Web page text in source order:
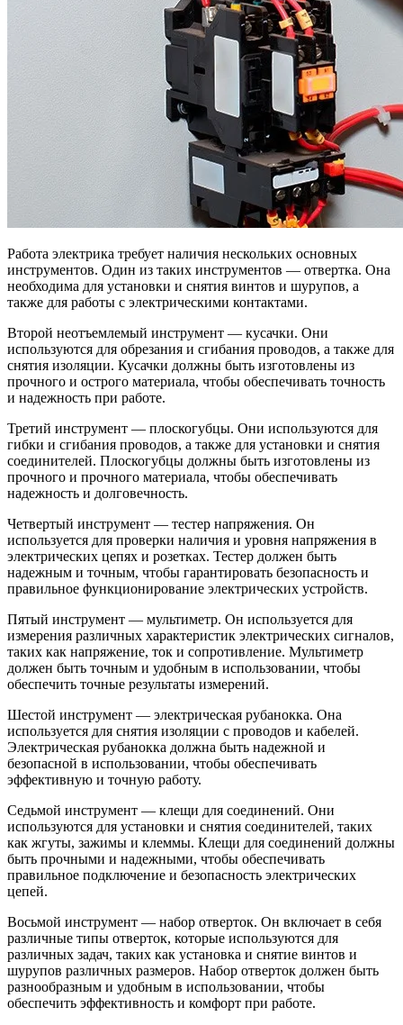
Работа электрика требует наличия нескольких основных
инструментов. Один из таких инструментов — отвертка. Она
необходима для установки и снятия винтов и шурупов, а
также для работы с электрическими контактами.
Второй неотъемлемый инструмент — кусачки. Они
используются для обрезания и сгибания проводов, а также для
снятия изоляции. Кусачки должны быть изготовлены из
прочного и острого материала, чтобы обеспечивать точность
и надежность при работе.
Третий инструмент — плоскогубцы. Они используются для
гибки и сгибания проводов, а также для установки и снятия
соединителей. Плоскогубцы должны быть изготовлены из
прочного и прочного материала, чтобы обеспечивать
надежность и долговечность.
Четвертый инструмент — тестер напряжения. Он
используется для проверки наличия и уровня напряжения в
электрических цепях и розетках. Тестер должен быть
надежным и точным, чтобы гарантировать безопасность и
правильное функционирование электрических устройств.
Пятый инструмент — мультиметр. Он используется для
измерения различных характеристик электрических сигналов,
таких как напряжение, ток и сопротивление. Мультиметр
должен быть точным и удобным в использовании, чтобы
обеспечить точные результаты измерений.
Шестой инструмент — электрическая рубанокка. Она
используется для снятия изоляции с проводов и кабелей.
Электрическая рубанокка должна быть надежной и
безопасной в использовании, чтобы обеспечивать
эффективную и точную работу.
Седьмой инструмент — клещи для соединений. Они
используются для установки и снятия соединителей, таких
как жгуты, зажимы и клеммы. Клещи для соединений должны
быть прочными и надежными, чтобы обеспечивать
правильное подключение и безопасность электрических
цепей.
Восьмой инструмент — набор отверток. Он включает в себя
различные типы отверток, которые используются для
различных задач, таких как установка и снятие винтов и
шурупов различных размеров. Набор отверток должен быть
разнообразным и удобным в использовании, чтобы
обеспечить эффективность и комфорт при работе.